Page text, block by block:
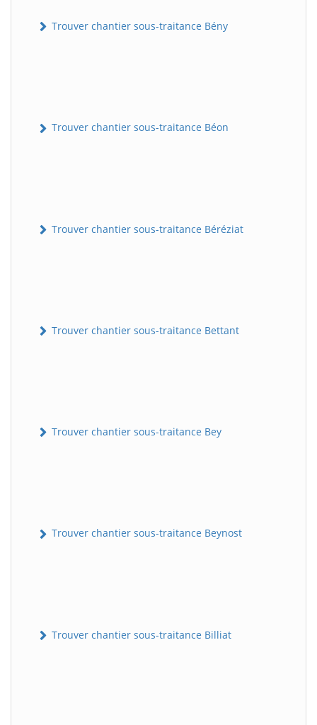
Trouver chantier sous-traitance Bény
Trouver chantier sous-traitance Béon
Trouver chantier sous-traitance Béréziat
Trouver chantier sous-traitance Bettant
Trouver chantier sous-traitance Bey
Trouver chantier sous-traitance Beynost
Trouver chantier sous-traitance Billiat